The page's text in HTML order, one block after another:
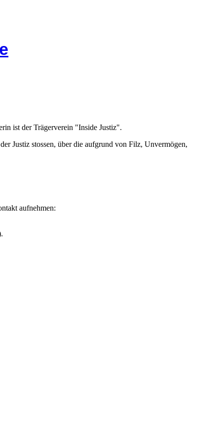
ist der Trägerverein "Inside Justiz".
Justiz stossen, über die aufgrund von Filz, Unvermögen,
aufnehmen: